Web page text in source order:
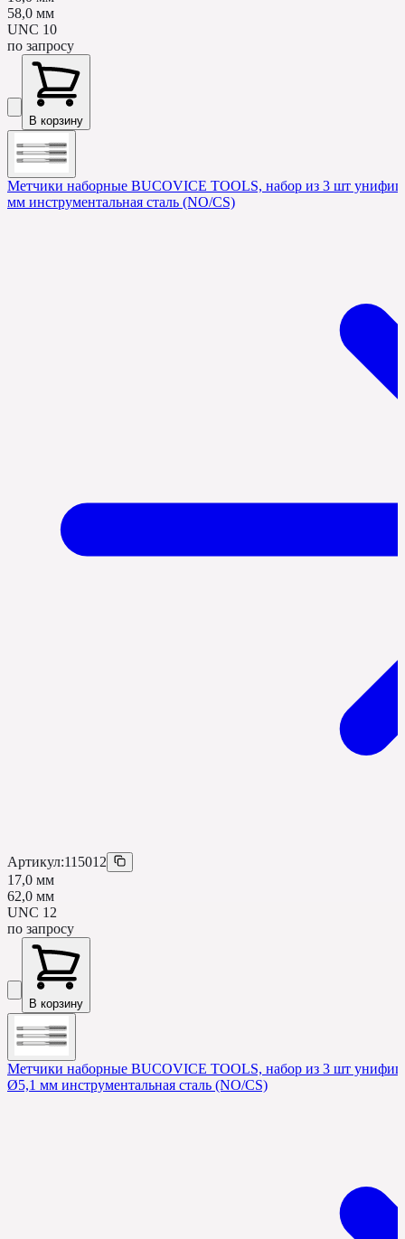
58,0 мм
UNC 10
по запросу
В корзину
Метчики наборные BUCOVICE TOOLS, набор из 3 шт
мм инструментальная сталь (NO/CS)
Артикул:115012
17,0 мм
62,0 мм
UNC 12
по запросу
В корзину
Метчики наборные BUCOVICE TOOLS, набор из 3 шт
Ø5,1 мм инструментальная сталь (NO/CS)